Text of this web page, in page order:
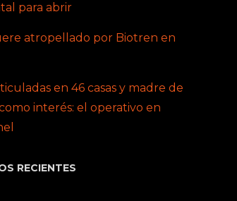
para abrir
atropellado por Biotren en
en 46 casas y madre de
interés: el operativo en
RECIENTES